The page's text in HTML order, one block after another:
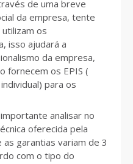
de uma breve
da empresa, tente
os
isso ajudará a
da empresa,
fornecem os EPIS (
para os
analisar no
oferecida pela
garantias variam de 3
com o tipo do